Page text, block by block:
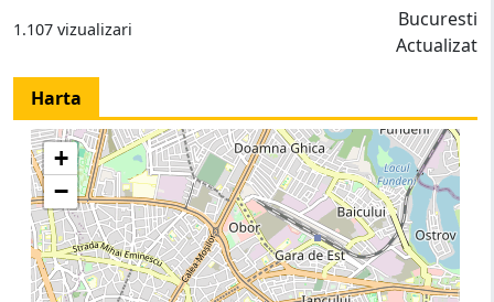
1.107 vizualizari
Bucuresti
Actualizat
Harta
+
−